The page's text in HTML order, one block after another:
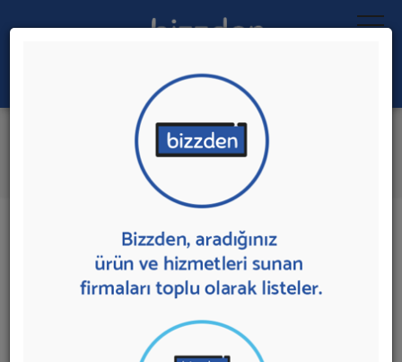
Ara:
Yangın Söndürme Sistemleri
İlk 2 Firmadan Teklif İste
2 sonuç bulundu.